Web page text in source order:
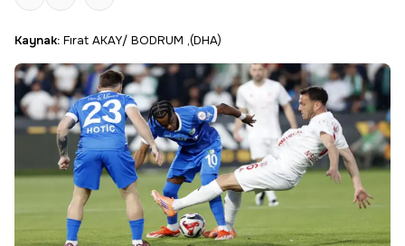
Kaynak: Fırat AKAY/ BODRUM ,(DHA)